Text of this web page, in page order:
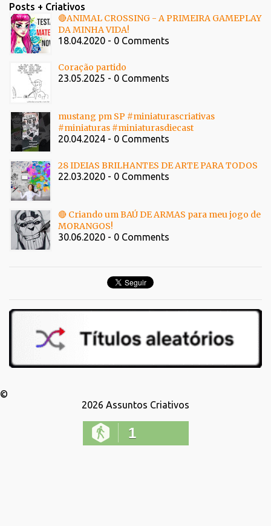
Posts + Criativos
🔴ANIMAL CROSSING - A PRIMEIRA GAMEPLAY
DA MINHA VIDA!
18.04.2020 - 0 Comments
Coração partido
23.05.2025 - 0 Comments
mustang pm SP #miniaturascriativas
#miniaturas #miniaturasdiecast
20.04.2024 - 0 Comments
28 IDEIAS BRILHANTES DE ARTE PARA TODOS
22.03.2020 - 0 Comments
🔴 Criando um BAÚ DE ARMAS para meu jogo de
MORANGOS!
30.06.2020 - 0 Comments
©
2026 Assuntos Criativos
1